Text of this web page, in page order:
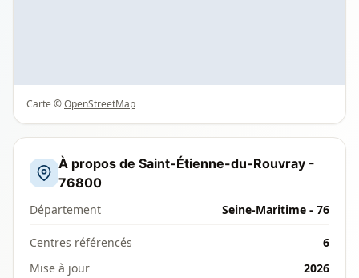
Carte ©OpenStreetMap
À propos de Saint-Étienne-du-Rouvray -
76800
Département Seine-Maritime - 76
Centres référencés
6
Mise à jour
2026